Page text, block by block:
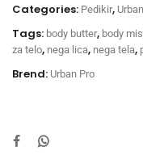
Categories: Pedikir,
Tags: body butter, body
za telo, nega lica, nega tela,
Brend: Urban Pro